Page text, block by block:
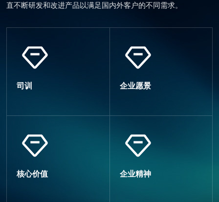
司训 企业愿景
核心价值 企业精神
直不断研发和改进产品以满足国内外客户的不同需求。